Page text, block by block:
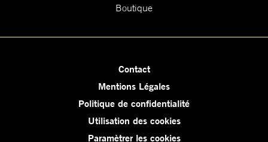
Boutique
Contact
Mentions Légales
Politique de confidentialité
Utilisation des cookies
Paramètrer les cookies